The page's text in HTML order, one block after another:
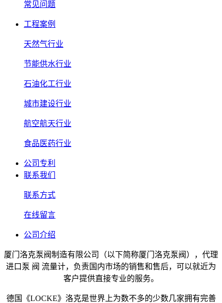
常见问题
工程案例
天然气行业
节能供水行业
石油化工行业
城市建设行业
航空航天行业
食品医药行业
公司专利
联系我们
联系方式
在线留言
公司介绍
厦门洛克泵阀制造有限公司（以下简称厦门洛克泵阀），代理
进口泵 阀 流量计，负责国内市场的销售和售后，可以就近为
客户提供直接专业的服务。
德国《LOCKE》洛克是世界上为数不多的少数几家拥有完善